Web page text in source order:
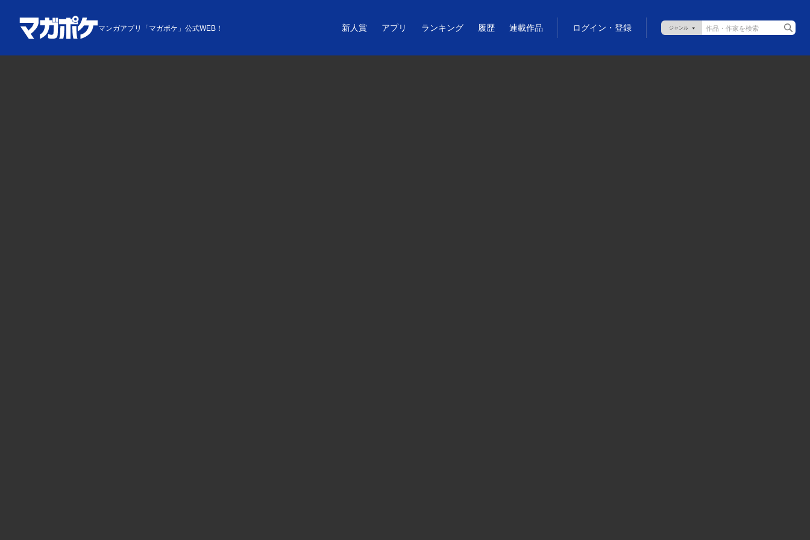
マンガアプリ「マガポケ」公式WEB！ 新人賞 アプリ ランキング 履歴 連載作品 ログイン・登録